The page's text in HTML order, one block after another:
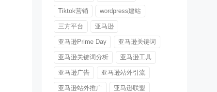
Tiktok营销 wordpress建站
三方平台 亚马逊
亚马逊Prime Day 亚马逊关键词
亚马逊关键词分析 亚马逊工具
亚马逊广告 亚马逊站外引流
亚马逊站外推广 亚马逊联盟